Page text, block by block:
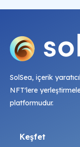
SolSea, içerik
NFT'lere
platformudur.
Keşfet